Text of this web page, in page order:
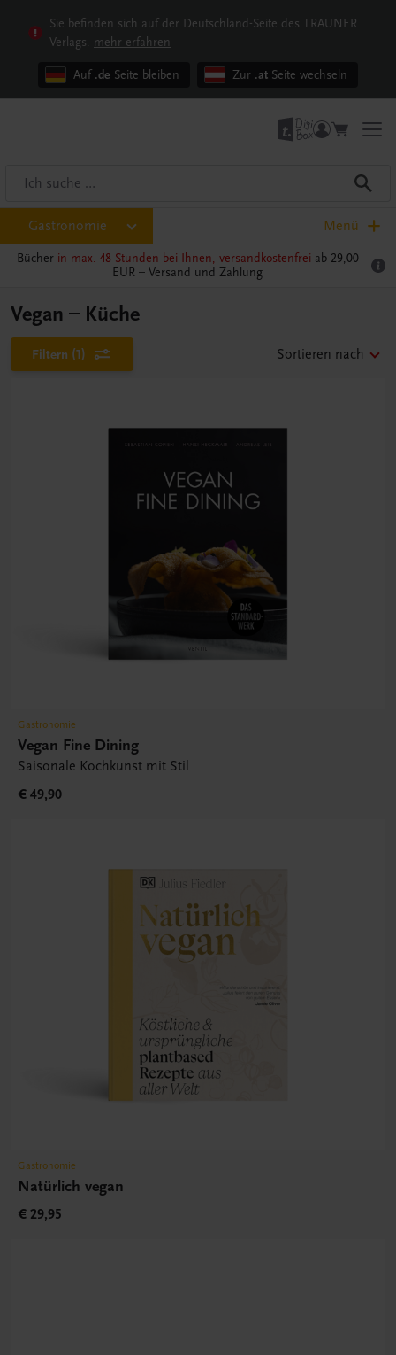
Sie befinden sich auf der Deutschland-Seite des TRAUNER
Verlags. mehr erfahren
Auf .de Seite bleiben Zur .at Seite wechseln
Gastronomie Menü
Bücher in max. 48 Stunden bei Ihnen, versandkostenfrei ab 29,00
EUR – Versand und Zahlung
Vegan – Küche
Filtern (1) Sortieren nach
Gastronomie
Vegan Fine Dining
Saisonale Kochkunst mit Stil
€ 49,90
Gastronomie
Natürlich vegan
€ 29,95